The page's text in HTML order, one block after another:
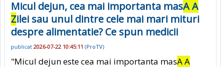
Micul dejun, cea mai importanta masA A
Zilei sau unul dintre cele mai mari mituri
despre alimentatie? Ce spun medicii
publicat 2026-07-22 10:45:11 (ProTV)
"Micul dejun este cea mai importanta masA A